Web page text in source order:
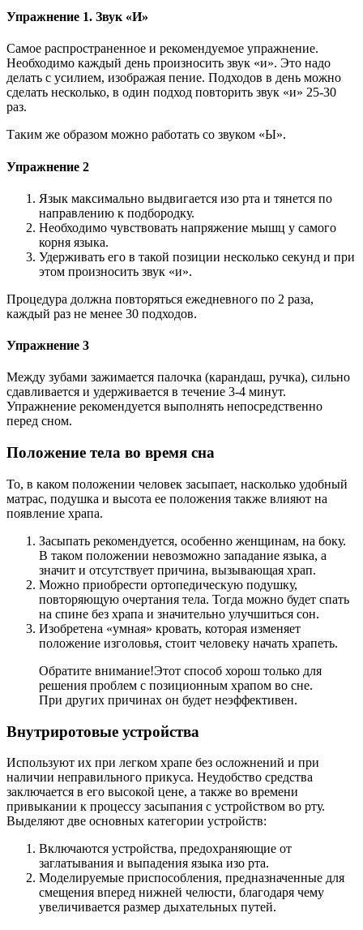
Упражнение 1. Звук «И»
Самое распространенное и рекомендуемое упражнение.
Необходимо каждый день произносить звук «и». Это надо
делать с усилием, изображая пение. Подходов в день можно
сделать несколько, в один подход повторить звук «и» 25-30
раз.
Таким же образом можно работать со звуком «Ы».
Упражнение 2
Язык максимально выдвигается изо рта и тянется по
направлению к подбородку.
Необходимо чувствовать напряжение мышц у самого
корня языка.
Удерживать его в такой позиции несколько секунд и при
этом произносить звук «и».
Процедура должна повторяться ежедневного по 2 раза,
каждый раз не менее 30 подходов.
Упражнение 3
Между зубами зажимается палочка (карандаш, ручка), сильно
сдавливается и удерживается в течение 3-4 минут.
Упражнение рекомендуется выполнять непосредственно
перед сном.
Положение тела во время сна
То, в каком положении человек засыпает, насколько удобный
матрас, подушка и высота ее положения также влияют на
появление храпа.
Засыпать рекомендуется, особенно женщинам, на боку.
В таком положении невозможно западание языка, а
значит и отсутствует причина, вызывающая храп.
Можно приобрести ортопедическую подушку,
повторяющую очертания тела. Тогда можно будет спать
на спине без храпа и значительно улучшиться сон.
Изобретена «умная» кровать, которая изменяет
положение изголовья, стоит человеку начать храпеть.
Обратите внимание!Этот способ хорош только для
решения проблем с позиционным храпом во сне.
При других причинах он будет неэффективен.
Внутриротовые устройства
Используют их при легком храпе без осложнений и при
наличии неправильного прикуса. Неудобство средства
заключается в его высокой цене, а также во времени
привыкании к процессу засыпания с устройством во рту.
Выделяют две основных категории устройств:
Включаются устройства, предохраняющие от
заглатывания и выпадения языка изо рта.
Моделируемые приспособления, предназначенные для
смещения вперед нижней челюсти, благодаря чему
увеличивается размер дыхательных путей.